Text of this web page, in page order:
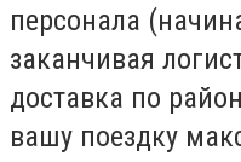
персонала
заканчивая
доставка по
вашу поездку